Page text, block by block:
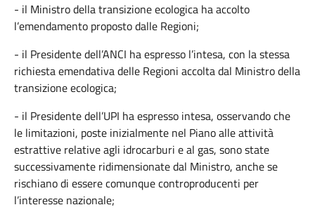
- il Ministro della transizione ecologica ha accolto
l’emendamento proposto dalle Regioni;
- il Presidente dell’ANCI ha espresso l’intesa, con la stessa
richiesta emendativa delle Regioni accolta dal Ministro della
transizione ecologica;
- il Presidente dell’UPI ha espresso intesa, osservando che
le limitazioni, poste inizialmente nel Piano alle attività
estrattive relative agli idrocarburi e al gas, sono state
successivamente ridimensionate dal Ministro, anche se
rischiano di essere comunque controproducenti per
l’interesse nazionale;